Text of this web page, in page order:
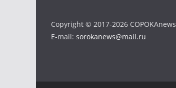
Copyright © 2017-2026 COPOKAnews
E-mail: sorokanews@mail.ru